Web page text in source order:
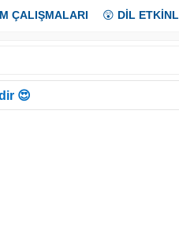
ÇALIŞMALARI 😲 DİL
😍